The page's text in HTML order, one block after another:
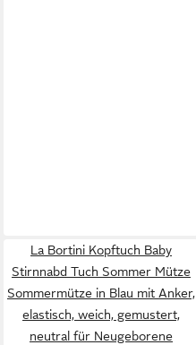
La Bortini Kopftuch Baby
Stirnnabd Tuch Sommer Mütze
Sommermütze in Blau mit Anker,
elastisch, weich, gemustert,
neutral für Neugeborene